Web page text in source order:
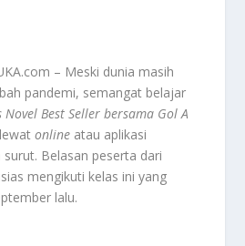
– Meski dunia masih
pandemi, semangat belajar
Novel Best Seller bersama Gol A
online atau aplikasi
Belasan peserta dari
mengikuti kelas ini yang
lalu.